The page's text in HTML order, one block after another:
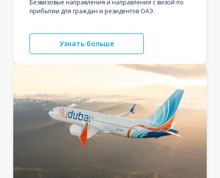
Безвизовые направления и направления с визой по
прибытии для граждан и резидентов ОАЭ.
Узнать больше